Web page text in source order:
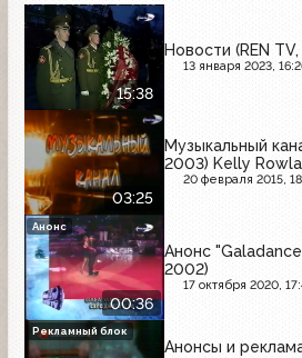
15:38
Новости (REN TV,
13 января 2023,
03:25
Музыкальный
2003) Kelly
20 февраля 2015,
00:36
Анонс
2002)
17 октября 2020,
Анонс
Анонсы и
Рекламный блок